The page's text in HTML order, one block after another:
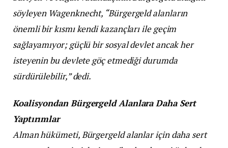
söyleyen Wagenknecht, “Bürgergeld alanların
önemli bir kısmı kendi kazançları ile geçim
sağlayamıyor; güçlü bir sosyal devlet ancak her
isteyenin bu devlete göç etmediği durumda
sürdürülebilir,” dedi.
Koalisyondan Bürgergeld Alanlara Daha Sert
Yaptırımlar
Alman hükümeti, Bürgergeld alanlar için daha sert